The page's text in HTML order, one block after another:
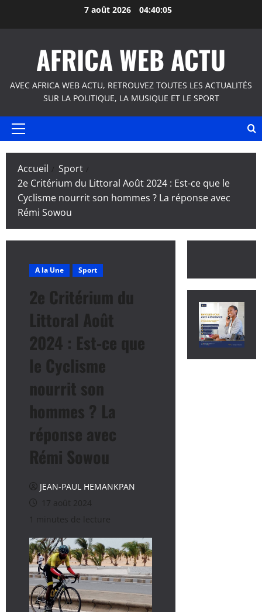
7 août 2026 04:40:06
AFRICA WEB ACTU
AVEC AFRICA WEB ACTU, RETROUVEZ TOUTES LES ACTUALITÉS
SUR LA POLITIQUE, LA MUSIQUE ET LE SPORT
Menu
Accueil
Sport
2e Critérium du Littoral Août 2024 : Est-ce que le
Cyclisme nourrit son hommes ? La réponse avec
Rémi Sowou
A la Une Sport
2e Critérium du
Littoral Août
2024 : Est-ce que
le Cyclisme
nourrit son
hommes ? La
réponse avec
Rémi Sowou
JEAN-PAUL HEMANKPAN
17 août 2024
1 minutes de lecture